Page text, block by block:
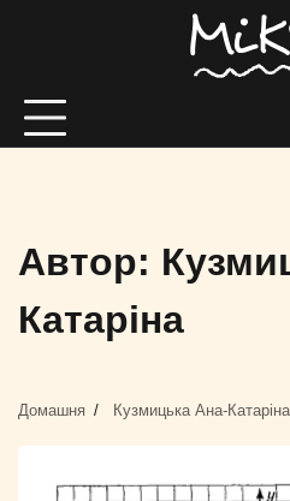
Автор:
Катаріна
Домашня Кузмицька Ана-Катаріна